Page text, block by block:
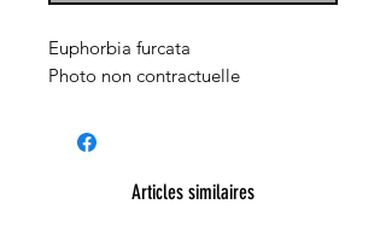
Euphorbia furcata
Photo non contractuelle
Articles similaires